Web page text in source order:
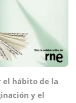
hábito de la
y el